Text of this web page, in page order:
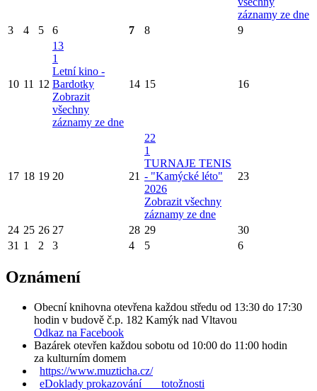
záznamy ze dne
3
4 5 6 7 8 9
10 11 12
13
1
Letní kino -
Bardotky
Zobrazit
všechny
záznamy ze dne
14 15 16
17 18 19 20 21
22
1
TURNAJE TENIS
- "Kamýcké léto"
2026
Zobrazit všechny
záznamy ze dne
23
24 25 26 27 28 29
30
31 1 2 3 4 5 6
Oznámení
Obecní knihovna otevřena každou středu od 13:30 do 17:30
hodin v budově č.p. 182 Kamýk nad Vltavou
Odkaz na Facebook
Bazárek otevřen každou sobotu od 10:00 do 11:00 hodin
za kulturním domem
https://www.muzticha.cz/
eDoklady prokazování totožnosti